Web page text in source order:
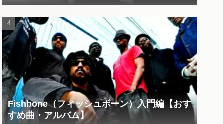
Fishbone（フィッシュボーン）入門編【おす
すめ曲・アルバム】